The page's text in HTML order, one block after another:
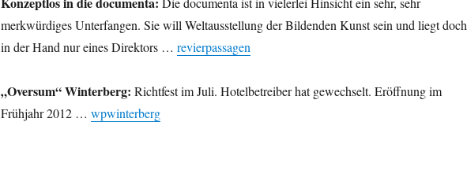
merkwürdiges Unterfangen. Sie will Weltausstellung der Bildenden Kunst sein und liegt doch
in der Hand nur eines Direktors … revierpassagen
„Oversum“ Winterberg: Richtfest im Juli. Hotelbetreiber hat gewechselt. Eröffnung im
Frühjahr 2012 … wpwinterberg